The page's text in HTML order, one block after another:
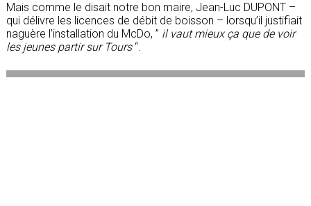
Mais comme le disait notre bon maire, Jean-Luc DUPONT –
qui délivre les licences de débit de boisson – lorsqu’il justifiait
naguère l’installation du McDo, ” il vaut mieux ça que de voir
les jeunes partir sur Tours“.